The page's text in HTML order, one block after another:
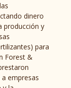
dinero
producción y
para
Forest &
empresas